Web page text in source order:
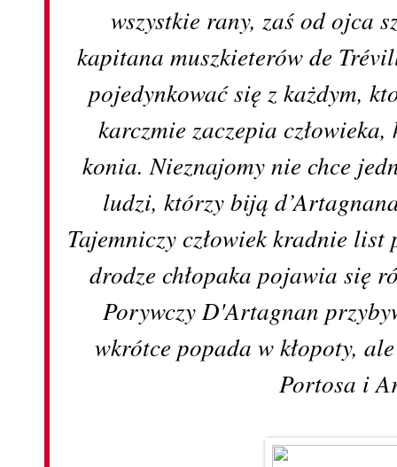
wszystkie rany, zaś od ojca
kapitana muszkieterów de
pojedynkować się z każdym,
karczmie zaczepia
konia. Nieznajomy nie chce
ludzi, którzy biją
Tajemniczy człowiek kradnie
drodze chłopaka pojawia się
Porywczy D'Artagnan
wkrótce popada w kłopoty,
Portosa i